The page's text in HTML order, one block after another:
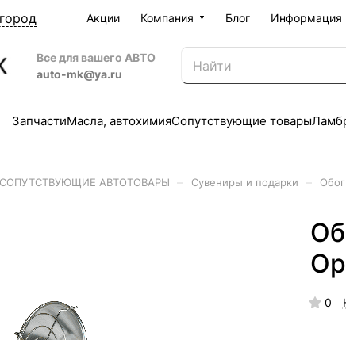
Акции Компания Блог Информация
Все для вашего АВТО
auto-mk@ya.ru
ЗапчастиМасла, автохимияСопутствующие товары
СОПУТСТВУЮЩИЕ АВТОТОВАРЫ Сувениры и подарки
0